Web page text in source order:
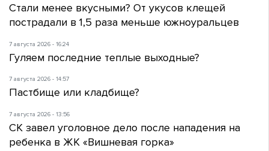
Стали менее вкусными? От укусов клещей
пострадали в 1,5 раза меньше южноуральцев
7 августа 2026 - 16:24
Гуляем последние теплые выходные?
7 августа 2026 - 14:57
Пастбище или кладбище?
7 августа 2026 - 13:56
СК завел уголовное дело после нападения на
ребенка в ЖК «Вишневая горка»